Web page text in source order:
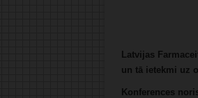
Latvijas
un tā ietekmi uz
Konferences